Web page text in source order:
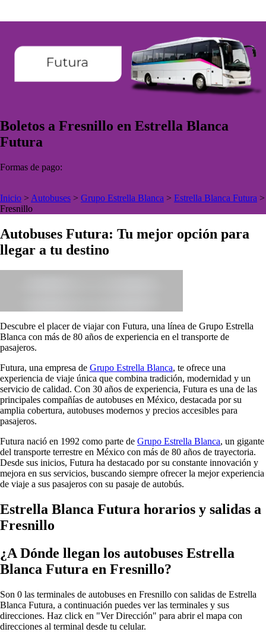
Boletos a Fresnillo en Estrella Blanca
Futura
Formas de pago:
Inicio > Autobuses > Grupo Estrella Blanca > Estrella Blanca Futura >
Fresnillo
Autobuses Futura: Tu mejor opción para
llegar a tu destino
Descubre el placer de viajar con Futura, una línea de Grupo Estrella
Blanca con más de 80 años de experiencia en el transporte de
pasajeros.
Futura, una empresa de Grupo Estrella Blanca, te ofrece una
experiencia de viaje única que combina tradición, modernidad y un
servicio de calidad. Con 30 años de experiencia, Futura es una de las
principales compañías de autobuses en México, destacada por su
amplia cobertura, autobuses modernos y precios accesibles para
pasajeros.
Futura nació en 1992 como parte de Grupo Estrella Blanca, un gigante
del transporte terrestre en México con más de 80 años de trayectoria.
Desde sus inicios, Futura ha destacado por su constante innovación y
mejora en sus servicios, buscando siempre ofrecer la mejor experiencia
de viaje a sus pasajeros con su pasaje de autobús.
Estrella Blanca Futura horarios y salidas a
Fresnillo
¿A Dónde llegan los autobuses Estrella
Blanca Futura en Fresnillo?
Son 0 las terminales de autobuses en Fresnillo con salidas de Estrella
Blanca Futura, a continuación puedes ver las terminales y sus
direcciones. Haz click en "Ver Dirección" para abrir el mapa con
direcciones al terminal desde tu celular.